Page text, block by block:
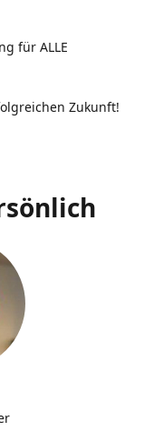
für ALLE
Zukunft!